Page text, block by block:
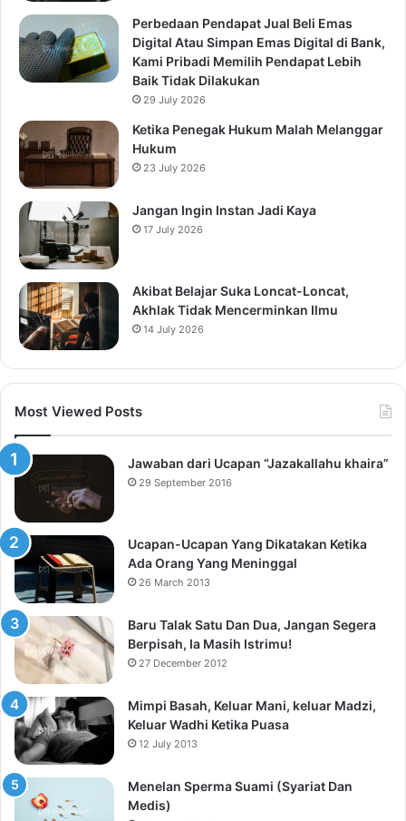
Perbedaan Pendapat Jual Beli Emas
Digital Atau Simpan Emas Digital di Bank,
Kami Pribadi Memilih Pendapat Lebih
Baik Tidak Dilakukan
29 July 2026
Ketika Penegak Hukum Malah Melanggar
Hukum
23 July 2026
Jangan Ingin Instan Jadi Kaya
17 July 2026
Akibat Belajar Suka Loncat-Loncat,
Akhlak Tidak Mencerminkan Ilmu
14 July 2026
Most Viewed Posts
Jawaban dari Ucapan “Jazakallahu khaira”
29 September 2016
Ucapan-Ucapan Yang Dikatakan Ketika
Ada Orang Yang Meninggal
26 March 2013
Baru Talak Satu Dan Dua, Jangan Segera
Berpisah, Ia Masih Istrimu!
27 December 2012
Mimpi Basah, Keluar Mani, keluar Madzi,
Keluar Wadhi Ketika Puasa
12 July 2013
Menelan Sperma Suami (Syariat Dan
Medis)